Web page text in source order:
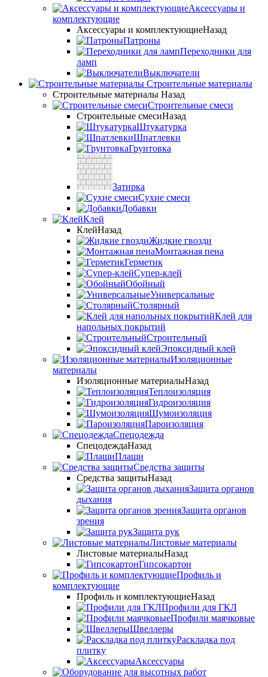
Аксессуары и
комплектующие
Аксессуары и комплектующиеНазад
Патроны
Переходники для
ламп
Выключатели
Строительные материалы
Строительные материалы Назад
Строительные смеси
Строительные смесиНазад
Штукатурка
Шпатлевки
Грунтовка
Затирка
Сухие смеси
Добавки
Клей
КлейНазад
Жидкие гвозди
Монтажная пена
Герметик
Супер-клей
Обойный
Универсальные
Столярный
Клей для
напольных покрытий
Строительный
Эпоксидный клей
Изоляционные
материалы
Изоляционные материалыНазад
Теплоизоляция
Гидроизоляция
Шумоизоляция
Пароизоляция
Спецодежда
СпецодеждаНазад
Плащи
Средства защиты
Средства защитыНазад
Защита органов
дыхания
Защита органов
зрения
Защита рук
Листовые материалы
Листовые материалыНазад
Гипсокартон
Профиль и
комплектующие
Профиль и комплектующиеНазад
Профили для ГКЛ
Профили маячковые
Швеллеры
Раскладка под
плитку
Аксессуары